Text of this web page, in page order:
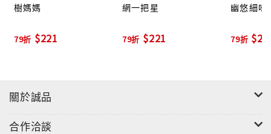
樹媽媽
79折 $221
網一把星
79折 $221
幽悠細味
79折
關於誠品
合作洽談